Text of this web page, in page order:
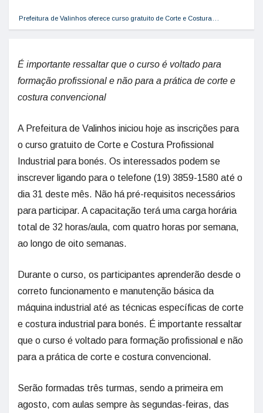
Prefeitura de Valinhos oferece curso gratuito de Corte e Costura…
É importante ressaltar que o curso é voltado para
formação profissional e não para a prática de corte e
costura convencional
A Prefeitura de Valinhos iniciou hoje as inscrições para
o curso gratuito de Corte e Costura Profissional
Industrial para bonés. Os interessados podem se
inscrever ligando para o telefone (19) 3859-1580 até o
dia 31 deste mês. Não há pré-requisitos necessários
para participar. A capacitação terá uma carga horária
total de 32 horas/aula, com quatro horas por semana,
ao longo de oito semanas.
Durante o curso, os participantes aprenderão desde o
correto funcionamento e manutenção básica da
máquina industrial até as técnicas específicas de corte
e costura industrial para bonés. É importante ressaltar
que o curso é voltado para formação profissional e não
para a prática de corte e costura convencional.
Serão formadas três turmas, sendo a primeira em
agosto, com aulas sempre às segundas-feiras, das